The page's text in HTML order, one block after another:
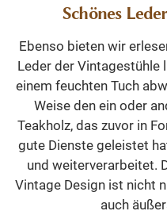
Schönes
Ebenso bieten wir
Leder der Vintagestühle
einem feuchten Tuch
Weise den ein oder
Teakholz, das zuvor in
gute Dienste geleistet
und weiterverarbeitet.
Vintage Design ist nicht
auch